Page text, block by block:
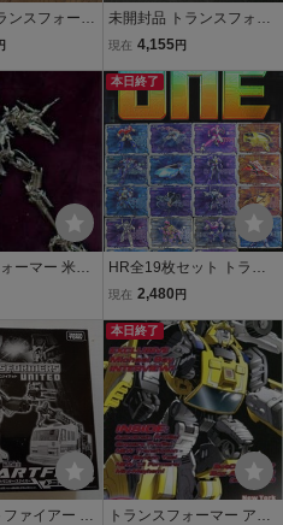
ンスフォーマ
ッツ ターン
ティコン 開
完備
未開封品 トランスフォー
マー EZコレクション
スプライム 非売品
現在 4,155円
ーマー 米国
ボスホイル
本日終了
HR全19枚セット トラン
スフォーマー ONE オフィ
ード オプティマス メガト
ロン バンブルビー
現在 2,480 円
ァイアー &
本日終了
トランスフォーマー アメ